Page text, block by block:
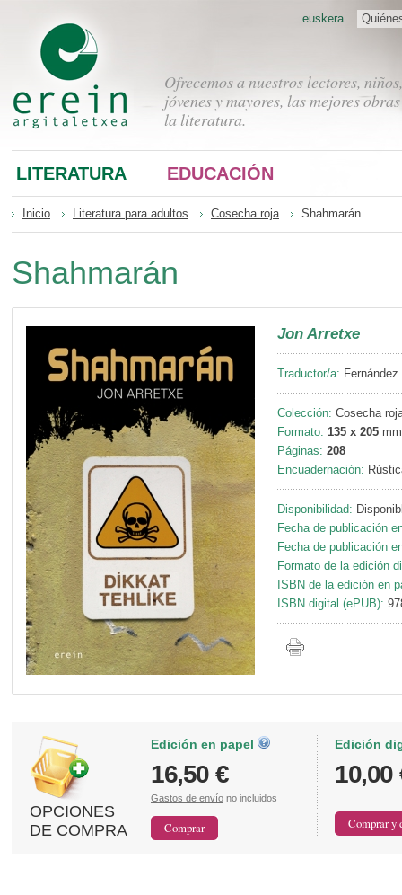
Ofrecemos a nuestros lectores, niños,
jóvenes y mayores, las mejores
la literatura.
euskera
LITERATURA EDUCACIÓN
Inicio Literatura para adultos Cosecha roja Shahmarán
Shahmarán
Jon Arretxe
Traductor/a:
Colección: Cosecha
Formato: 135 x 205 mm
Páginas: 208
Encuadernación:
Disponibilidad:
Fecha de publicación
Fecha de publicación
Formato de la edición
ISBN de la edición en
ISBN digital (ePUB):
OPCIONES
DE COMPRA
Edición en papel
16,50 €
Gastos de envío no incluidos
Edición
10,00